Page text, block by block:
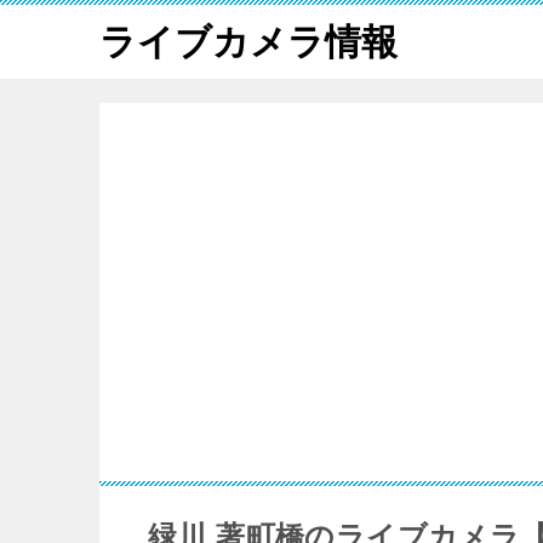
ライブカメラ情報
緑川 著町橋のライブカメラ